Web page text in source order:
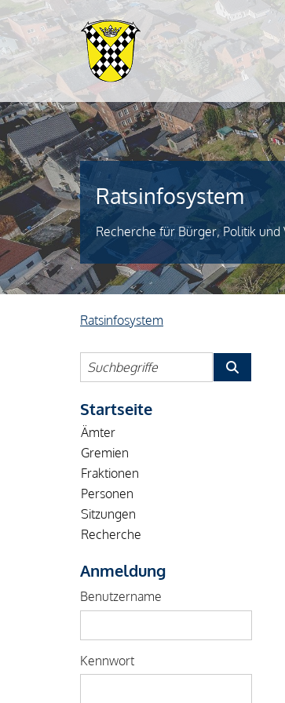
Stadt
Ratsinfosystem
Recherche für Bürger, Politik und
Ratsinfosystem
Startseite
Ämter
Gremien
Fraktionen
Personen
Sitzungen
Recherche
Anmeldung
Benutzername
Kennwort